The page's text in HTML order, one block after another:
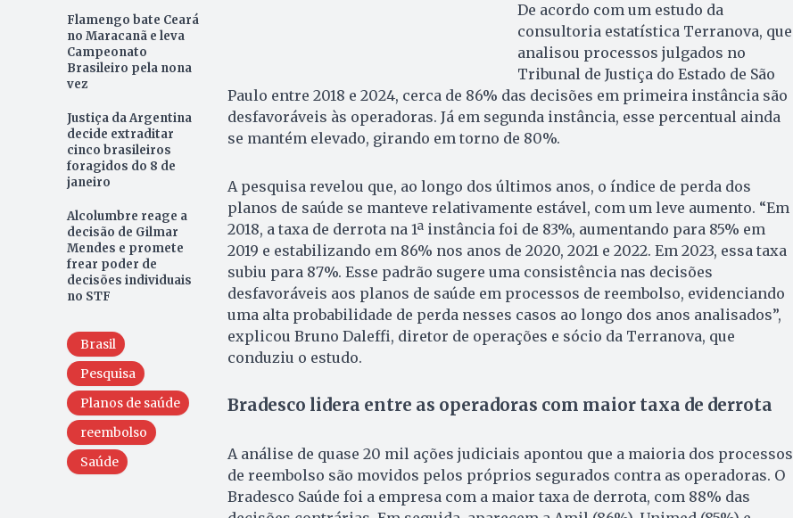
Flamengo bate Ceará
no Maracanã e leva
Campeonato
Brasileiro pela nona
vez
Justiça da Argentina
decide extraditar
cinco brasileiros
foragidos do 8 de
janeiro
Alcolumbre reage a
decisão de Gilmar
Mendes e promete
frear poder de
decisões individuais
no STF
Brasil
Pesquisa
Planos de saúde
reembolso
Saúde
De acordo com um estudo da
consultoria estatística Terranova, que
analisou processos julgados no
Tribunal de Justiça do Estado de São
Paulo entre 2018 e 2024, cerca de 86% das decisões em primeira instância são
desfavoráveis às operadoras. Já em segunda instância, esse percentual ainda
se mantém elevado, girando em torno de 80%.
A pesquisa revelou que, ao longo dos últimos anos, o índice de perda dos
planos de saúde se manteve relativamente estável, com um leve aumento. “Em
2018, a taxa de derrota na 1ª instância foi de 83%, aumentando para 85% em
2019 e estabilizando em 86% nos anos de 2020, 2021 e 2022. Em 2023, essa taxa
subiu para 87%. Esse padrão sugere uma consistência nas decisões
desfavoráveis aos planos de saúde em processos de reembolso, evidenciando
uma alta probabilidade de perda nesses casos ao longo dos anos analisados”,
explicou Bruno Daleffi, diretor de operações e sócio da Terranova, que
conduziu o estudo.
Bradesco lidera entre as operadoras com maior taxa de derrota
A análise de quase 20 mil ações judiciais apontou que a maioria dos processos
de reembolso são movidos pelos próprios segurados contra as operadoras. O
Bradesco Saúde foi a empresa com a maior taxa de derrota, com 88% das